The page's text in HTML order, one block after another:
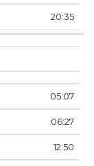
20:35
05:07
06:27
12:50